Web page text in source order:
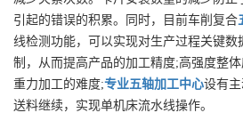
引起的错误的积累。同时，目前车削复合
线检测功能，可以实现对生产过程关键数
制，从而提高产品的加工精度;高强度整
重力加工的难度;专业五轴加工中心设有
送料继续，实现单机床流水线操作。